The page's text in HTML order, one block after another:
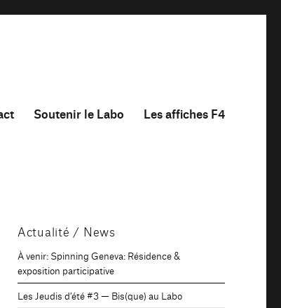
Soutenir le Labo Les affiches F4
Actualité / News
À venir: Spinning Geneva: Résidence &
exposition participative
Les Jeudis d’été #3 — Bis(que) au Labo